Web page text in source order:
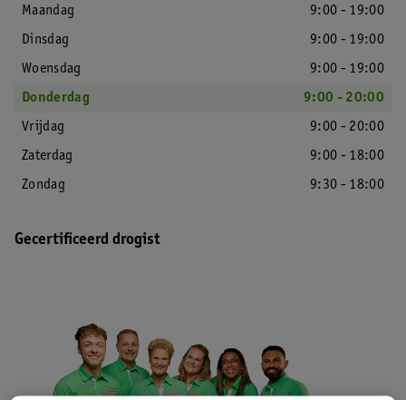
Maandag
9:00 - 19:00
Dinsdag
9:00 - 19:00
Woensdag
9:00 - 19:00
Donderdag
9:00 - 20:00
Vrijdag
9:00 - 20:00
Zaterdag
9:00 - 18:00
Zondag
9:30 - 18:00
Gecertificeerd drogist